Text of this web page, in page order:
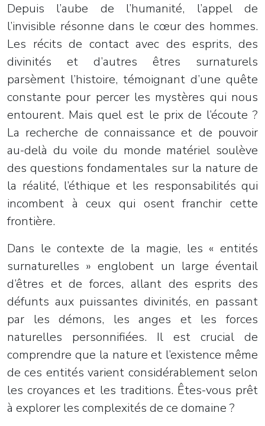
Depuis l’aube de l’humanité, l’appel de
l’invisible résonne dans le cœur des hommes.
Les récits de contact avec des esprits, des
divinités et d’autres êtres surnaturels
parsèment l’histoire, témoignant d’une quête
constante pour percer les mystères qui nous
entourent. Mais quel est le prix de l’écoute ?
La recherche de connaissance et de pouvoir
au-delà du voile du monde matériel soulève
des questions fondamentales sur la nature de
la réalité, l’éthique et les responsabilités qui
incombent à ceux qui osent franchir cette
frontière.
Dans le contexte de la magie, les « entités
surnaturelles » englobent un large éventail
d’êtres et de forces, allant des esprits des
défunts aux puissantes divinités, en passant
par les démons, les anges et les forces
naturelles personnifiées. Il est crucial de
comprendre que la nature et l’existence même
de ces entités varient considérablement selon
les croyances et les traditions. Êtes-vous prêt
à explorer les complexités de ce domaine ?